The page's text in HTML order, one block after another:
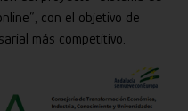
con el objetivo de
más competitivo.